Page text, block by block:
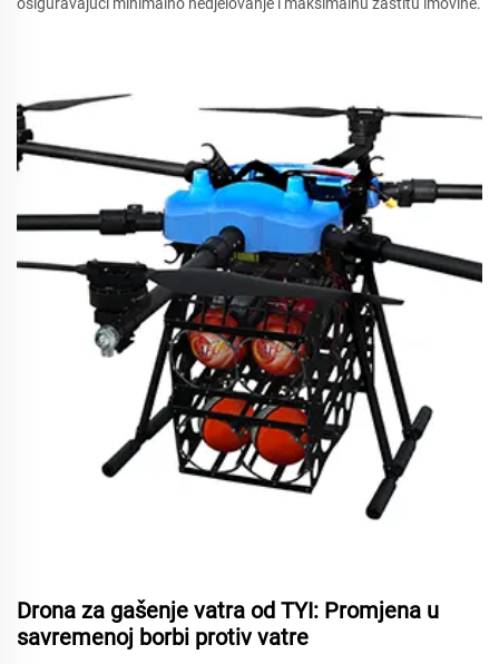
Drona za gašenje vatra od TYI: Promjena u
savremenoj borbi protiv vatre